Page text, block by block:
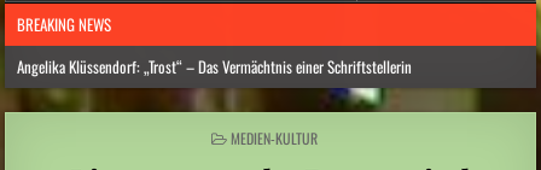
BREAKING NEWS
Angelika Klüssendorf: „Trost“ – Das Vermächtnis einer Schriftstellerin
Hitzewelle: Städte- und Gemeindebund fordert „nationalen Kraftakt für
POSTED
MEDIEN-KULTUR